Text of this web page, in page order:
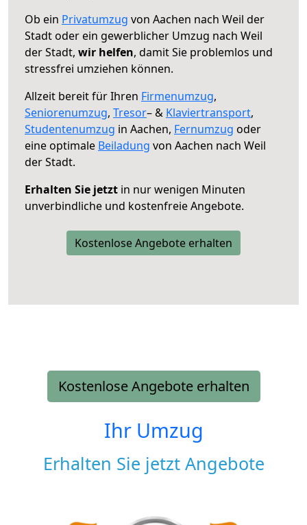
Ob ein Privatumzug von Aachen nach Weil der
Stadt oder ein gewerblicher Umzug nach Weil
der Stadt, wir helfen, damit Sie problemlos und
stressfrei umziehen können.
Allzeit bereit für Ihren Firmenumzug,
Seniorenumzug, Tresor– & Klaviertransport,
Studentenumzug in Aachen, Fernumzug oder
eine optimale Beiladung von Aachen nach Weil
der Stadt.
Erhalten Sie jetzt in nur wenigen Minuten
unverbindliche und kostenfreie Angebote.
Kostenlose Angebote erhalten
Kostenlose Angebote erhalten
Ihr Umzug
Erhalten Sie jetzt Angebote